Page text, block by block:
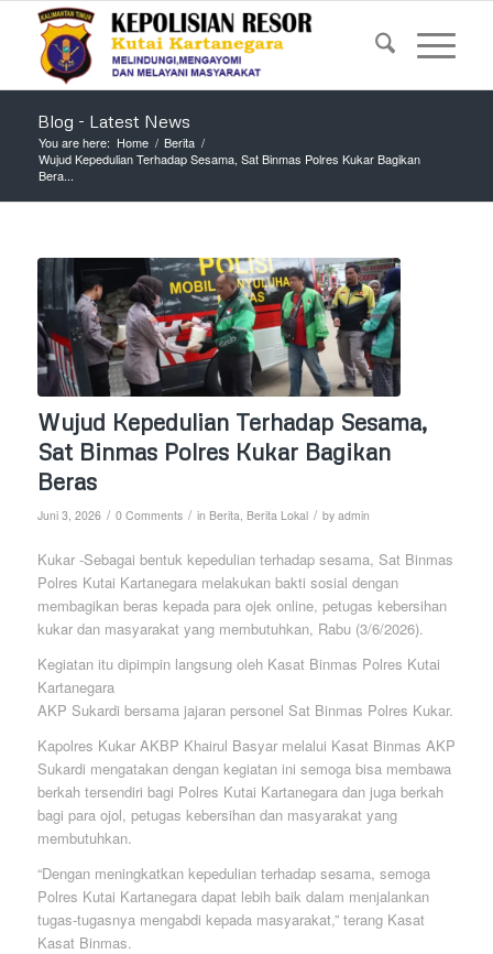
Blog - Latest News
You are here: Home / Berita /
Wujud Kepedulian Terhadap Sesama, Sat Binmas Polres Kukar Bagikan
Bera...
Wujud Kepedulian Terhadap Sesama,
Sat Binmas Polres Kukar Bagikan
Beras
Juni 3, 2026 / 0 Comments / in Berita Berita Lokal / by admin
Kukar -Sebagai bentuk kepedulian terhadap sesama, Sat Binmas
Polres Kutai Kartanegara melakukan bakti sosial dengan
membagikan beras kepada para ojek online, petugas kebersihan
kukar dan masyarakat yang membutuhkan, Rabu (3/6/2026).
Kegiatan itu dipimpin langsung oleh Kasat Binmas Polres Kutai
Kartanegara
AKP Sukardi bersama jajaran personel Sat Binmas Polres Kukar.
Kapolres Kukar AKBP Khairul Basyar melalui Kasat Binmas AKP
Sukardi mengatakan dengan kegiatan ini semoga bisa membawa
berkah tersendiri bagi Polres Kutai Kartanegara dan juga berkah
bagi para ojol, petugas kebersihan dan masyarakat yang
membutuhkan.
“Dengan meningkatkan kepedulian terhadap sesama, semoga
Polres Kutai Kartanegara dapat lebih baik dalam menjalankan
tugas-tugasnya mengabdi kepada masyarakat,” terang Kasat
Kasat Binmas.